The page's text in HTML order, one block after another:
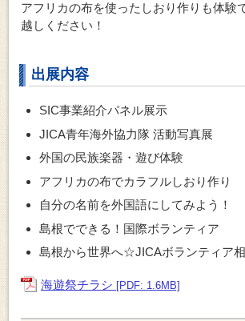
アフリカの布を使ったしおり作りも体験
越しください！
出展内容
SIC事業紹介パネル展示
JICA青年海外協力隊 活動写真展
外国の民族楽器・遊び体験
アフリカの布でカラフルしおり作り
自分の名前を外国語にしてみよう！
島根でできる！国際ボランティア
島根から世界へ☆JICAボランティア
海遊祭チラシ [PDF: 1.6MB]